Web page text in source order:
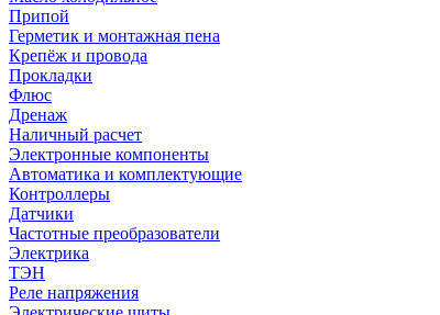
Припой
Герметик и монтажная пена
Крепёж и провода
Прокладки
Флюс
Дренаж
Наличный расчет
Электронные компоненты
Автоматика и комплектующие
Контроллеры
Датчики
Частотные преобразователи
Электрика
ТЭН
Реле напряжения